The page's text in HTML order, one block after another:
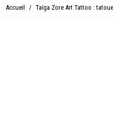
Accueil Taïga Zore Art Tattoo :